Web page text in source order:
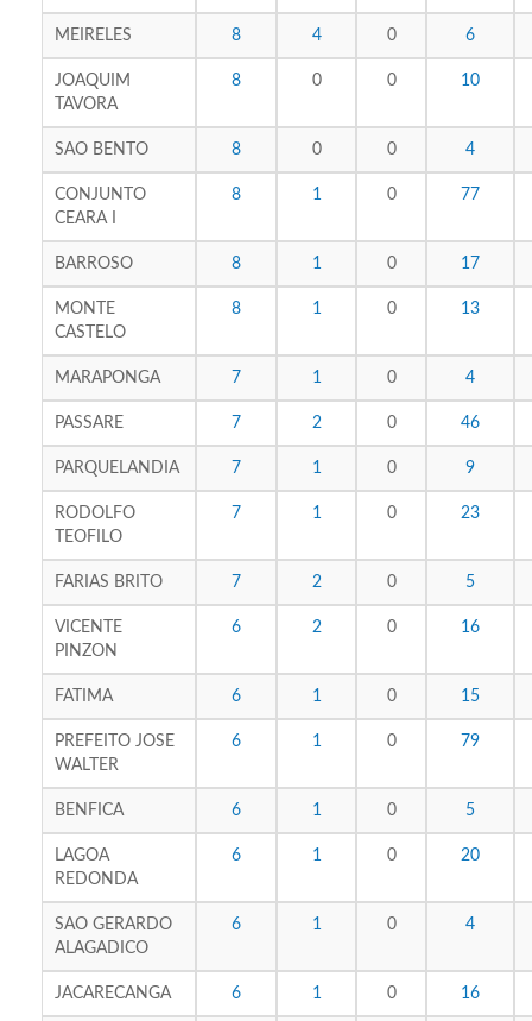
MEIRELES 8 4 0 6
JOAQUIM
TAVORA
8 0 0 10
SAO BENTO 8 0 0 4
CONJUNTO
CEARA I
8 1 0 77
BARROSO 8 1 0 17
MONTE
CASTELO
8 1 0 13
MARAPONGA 7 1 0 4
PASSARE 7 2 0 46
PARQUELANDIA 7 1 0 9
RODOLFO
TEOFILO
7 1 0 23
FARIAS BRITO 7 2 0 5
VICENTE
PINZON
6 2 0 16
FATIMA 6 1 0 15
PREFEITO JOSE
WALTER
6 1 0 79
BENFICA 6 1 0 5
LAGOA
REDONDA
6 1 0 20
SAO GERARDO
ALAGADICO
6 1 0 4
JACARECANGA 6 1 0 16